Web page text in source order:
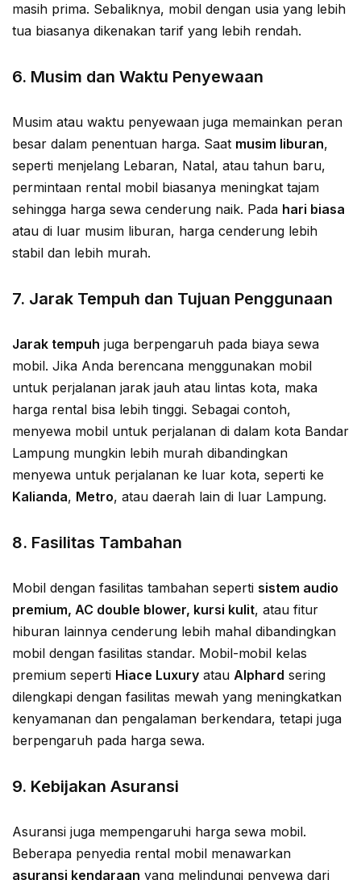
masih prima. Sebaliknya, mobil dengan usia yang lebih
tua biasanya dikenakan tarif yang lebih rendah.
6. Musim dan Waktu Penyewaan
Musim atau waktu penyewaan juga memainkan peran
besar dalam penentuan harga. Saat musim liburan,
seperti menjelang Lebaran, Natal, atau tahun baru,
permintaan rental mobil biasanya meningkat tajam
sehingga harga sewa cenderung naik. Pada hari biasa
atau di luar musim liburan, harga cenderung lebih
stabil dan lebih murah.
7. Jarak Tempuh dan Tujuan Penggunaan
Jarak tempuh juga berpengaruh pada biaya sewa
mobil. Jika Anda berencana menggunakan mobil
untuk perjalanan jarak jauh atau lintas kota, maka
harga rental bisa lebih tinggi. Sebagai contoh,
menyewa mobil untuk perjalanan di dalam kota Bandar
Lampung mungkin lebih murah dibandingkan
menyewa untuk perjalanan ke luar kota, seperti ke
Kalianda, Metro, atau daerah lain di luar Lampung.
8. Fasilitas Tambahan
Mobil dengan fasilitas tambahan seperti sistem audio
premium, AC double blower, kursi kulit, atau fitur
hiburan lainnya cenderung lebih mahal dibandingkan
mobil dengan fasilitas standar. Mobil-mobil kelas
premium seperti Hiace Luxury atau Alphard sering
dilengkapi dengan fasilitas mewah yang meningkatkan
kenyamanan dan pengalaman berkendara, tetapi juga
berpengaruh pada harga sewa.
9. Kebijakan Asuransi
Asuransi juga mempengaruhi harga sewa mobil.
Beberapa penyedia rental mobil menawarkan
asuransi kendaraan yang melindungi penyewa dari